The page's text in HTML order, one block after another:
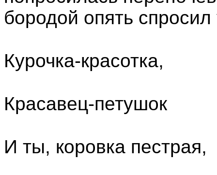
бородой опять
Курочка-красотка,
Красавец-петушок
И ты, коровка пестрая,